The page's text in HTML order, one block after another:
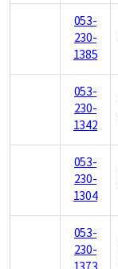
053-
230-
1385
053-
230-
1342
053-
230-
1304
053-
230-